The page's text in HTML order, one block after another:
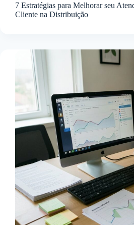
7 Estratégias para Melhorar seu
Cliente na Distribuição